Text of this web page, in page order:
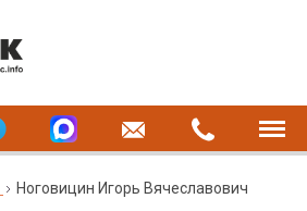
Ноговицин Игорь Вячеславович